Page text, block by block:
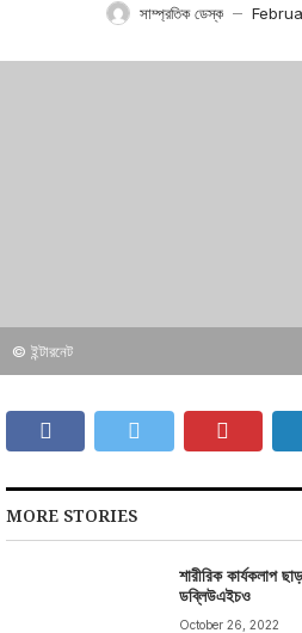
সাম্প্রতিক ডেস্ক —
© ইন্টারনেট
MORE STORIES
শারীরিক কার্যকলাপ
ডব্লিউএইচও
October 26, 2022